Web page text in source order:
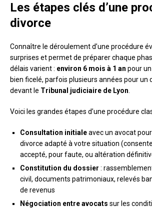
Les étapes clés d’une
divorce
Connaître le déroulement d’une procédure
surprises et permet de préparer chaque
délais varient : environ 6 mois à 1 an pour
bien ficelé, parfois plusieurs années pour un
devant le Tribunal judiciaire de Lyon
Voici les grandes étapes d’une procédure
Consultation initialeavec un avocat
divorce adapté à votre situation
accepté, pour faute, ou altération
Constitution du dossier :
civil, documents patrimoniaux, relevés
de revenus
Négociation entre avocats sur les